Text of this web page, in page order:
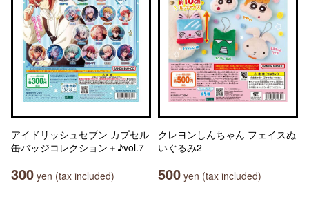
アイドリッシュセブン カプセル
缶バッジコレクション＋♪vol.7
300 yen (tax included)
クレヨンしんちゃん フェイスぬ
いぐるみ2
500 yen (tax included)